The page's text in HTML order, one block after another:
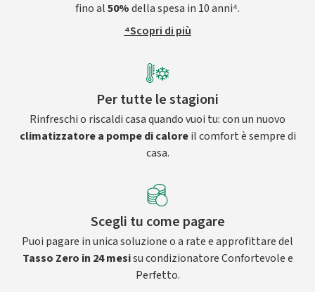
fino al50%della spesa in 10 anni⁴.
⁴Scopri di più
Per tutte le stagioni
Rinfreschi o riscaldi casa quando vuoi tu: con un nuovo
climatizzatore a pompe di caloreil comfort è sempre di
casa.
Scegli tu come pagare
Puoi pagare in unica soluzione o a rate e approfittare del
Tasso Zero in 24 mesisu condizionatore Confortevole e
Perfetto.